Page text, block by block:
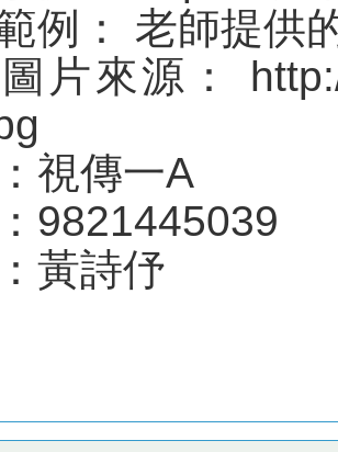
例： 老師提供
片來源：
視傳一A
9821445039
黃詩伃